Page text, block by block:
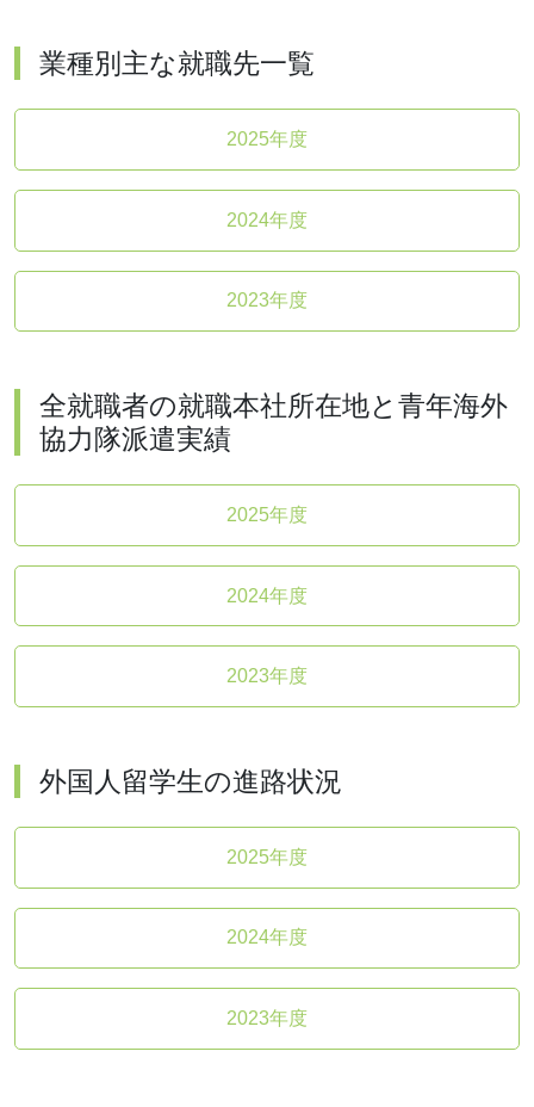
業種別主な就職先一覧
2025年度
2024年度
2023年度
全就職者の就職本社所在地と青年海外
協力隊派遣実績
2025年度
2024年度
2023年度
外国人留学生の進路状況
2025年度
2024年度
2023年度